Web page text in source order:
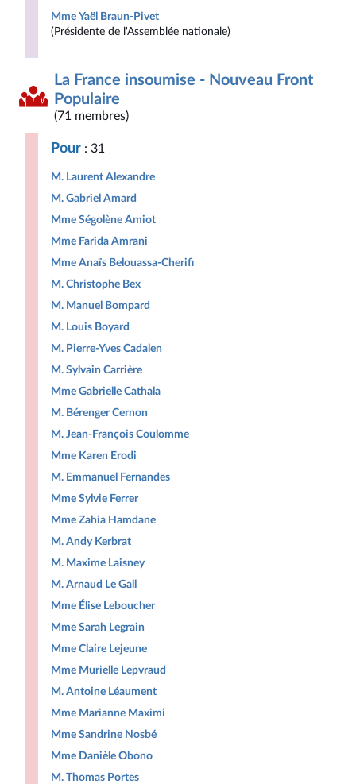
Mme Yaël Braun-Pivet
(Présidente de l'Assemblée nationale)
La France insoumise - Nouveau Front
Populaire
(71 membres)
Pour : 31
M. Laurent Alexandre
M. Gabriel Amard
Mme Ségolène Amiot
Mme Farida Amrani
Mme Anaïs Belouassa-Cherifi
M. Christophe Bex
M. Manuel Bompard
M. Louis Boyard
M. Pierre-Yves Cadalen
M. Sylvain Carrière
Mme Gabrielle Cathala
M. Bérenger Cernon
M. Jean-François Coulomme
Mme Karen Erodi
M. Emmanuel Fernandes
Mme Sylvie Ferrer
Mme Zahia Hamdane
M. Andy Kerbrat
M. Maxime Laisney
M. Arnaud Le Gall
Mme Élise Leboucher
Mme Sarah Legrain
Mme Claire Lejeune
Mme Murielle Lepvraud
M. Antoine Léaument
Mme Marianne Maximi
Mme Sandrine Nosbé
Mme Danièle Obono
M. Thomas Portes